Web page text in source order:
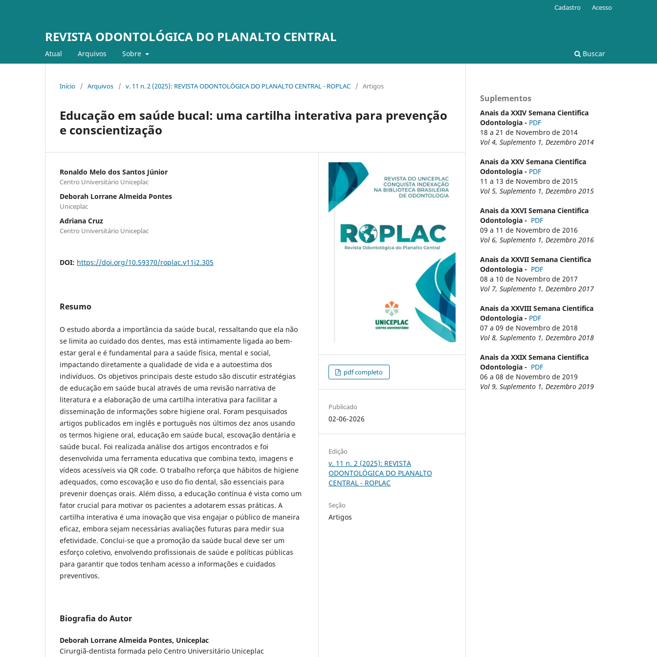
REVISTA ODONTOLÓGICA DO PLANALTO CENTRAL
Atual Arquivos Sobre Buscar
Cadastro Acesso
Início / Arquivos / v. 11 n. 2 (2025): REVISTA ODONTOLÓGICA DO PLANALTO CENTRAL - ROPLAC / Artigos
Educação em saúde bucal: uma cartilha interativa para prevenção
e conscientização
Ronaldo Melo dos Santos Júnior
Centro Universitário Uniceplac
Deborah Lorrane Almeida Pontes
Uniceplac
Adriana Cruz
Centro Universitário Uniceplac
DOI: https://doi.org/10.59370/roplac.v11i2.305
Resumo
O estudo aborda a importância da saúde bucal, ressaltando que ela não
se limita ao cuidado dos dentes, mas está intimamente ligada ao bem-
estar geral e é fundamental para a saúde física, mental e social,
impactando diretamente a qualidade de vida e a autoestima dos
indivíduos. Os objetivos principais deste estudo são discutir estratégias
de educação em saúde bucal através de uma revisão narrativa de
literatura e a elaboração de uma cartilha interativa para facilitar a
disseminação de informações sobre higiene oral. Foram pesquisados
artigos publicados em inglês e português nos últimos dez anos usando
os termos higiene oral, educação em saúde bucal, escovação dentária e
saúde bucal. Foi realizada análise dos artigos encontrados e foi
desenvolvida uma ferramenta educativa que combina texto, imagens e
vídeos acessíveis via QR code. O trabalho reforça que hábitos de higiene
adequados, como escovação e uso do fio dental, são essenciais para
prevenir doenças orais. Além disso, a educação contínua é vista como um
fator crucial para motivar os pacientes a adotarem essas práticas. A
cartilha interativa é uma inovação que visa engajar o público de maneira
eficaz, embora sejam necessárias avaliações futuras para medir sua
efetividade. Conclui-se que a promoção da saúde bucal deve ser um
esforço coletivo, envolvendo profissionais de saúde e políticas públicas
para garantir que todos tenham acesso a informações e cuidados
preventivos.
Biografia do Autor
Deborah Lorrane Almeida Pontes, Uniceplac
Cirurgiã-dentista formada pelo Centro Universitário Uniceplac
pdf completo
Publicado
02-06-2026
Edição
v. 11 n. 2 (2025): REVISTA
ODONTOLÓGICA DO PLANALTO
CENTRAL - ROPLAC
Seção
Artigos
Suplementos
Anais da XXIV Semana Cientifica
Odontologia - PDF
18 a 21 de Novembro de 2014
Vol 4, Suplemento 1, Dezembro 2014
Anais da XXV Semana Cientifica
Odontologia - PDF
11 a 13 de Novembro de 2015
Vol 5, Suplemento 1, Dezembro 2015
Anais da XXVI Semana Cientifica
Odontologia - PDF
09 a 11 de Novembro de 2016
Vol 6, Suplemento 1, Dezembro 2016
Anais da XXVII Semana Cientifica
Odontologia - PDF
08 a 10 de Novembro de 2017
Vol 7, Suplemento 1, Dezembro 2017
Anais da XXVIII Semana Cientifica
Odontologia - PDF
07 a 09 de Novembro de 2018
Vol 8, Suplemento 1, Dezembro 2018
Anais da XXIX Semana Cientifica
Odontologia - PDF
06 a 08 de Novembro de 2019
Vol 9, Suplemento 1, Dezembro 2019